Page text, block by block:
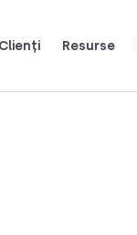
Clienți Resurse